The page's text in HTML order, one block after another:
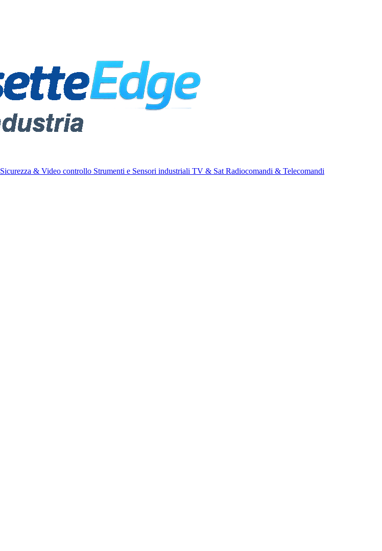
Sicurezza & Video controllo Strumenti e Sensori industriali TV & Sat Radiocomandi & Telecomandi